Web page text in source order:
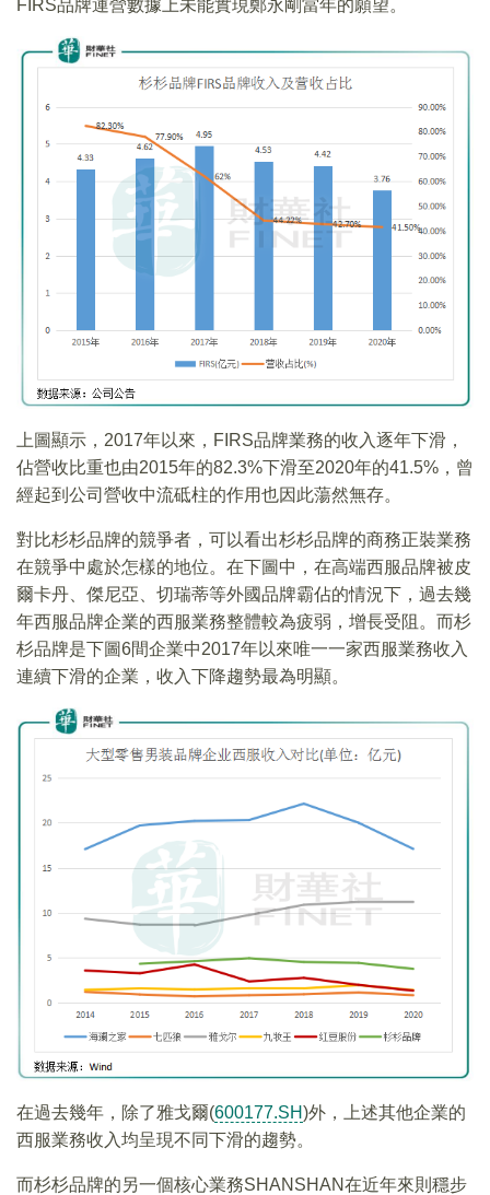
FIRS品牌運營數據上未能實現鄭永剛當年的願望。
上圖顯示，2017年以來，FIRS品牌業務的收入逐年下滑，
佔營收比重也由2015年的82.3%下滑至2020年的41.5%，曾
經起到公司營收中流砥柱的作用也因此蕩然無存。
對比杉杉品牌的競爭者，可以看出杉杉品牌的商務正裝業務
在競爭中處於怎樣的地位。在下圖中，在高端西服品牌被皮
爾卡丹、傑尼亞、切瑞蒂等外國品牌霸佔的情況下，過去幾
年西服品牌企業的西服業務整體較為疲弱，增長受阻。而杉
杉品牌是下圖6間企業中2017年以來唯一一家西服業務收入
連續下滑的企業，收入下降趨勢最為明顯。
在過去幾年，除了雅戈爾(600177.SH)外，上述其他企業的
西服業務收入均呈現不同下滑的趨勢。
而杉杉品牌的另一個核心業務SHANSHAN在近年來則穩步